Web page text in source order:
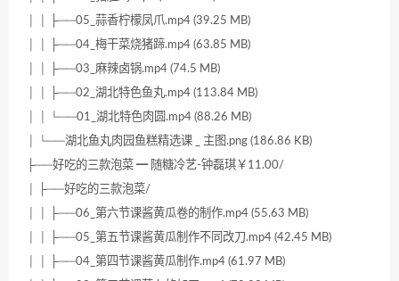
│ │ ├──05_蒜香柠檬凤爪.mp4 (39.25 MB)
│ │ ├──04_梅干菜烧猪蹄.mp4 (63.85 MB)
│ │ ├──03_麻辣卤锅.mp4 (74.5 MB)
│ │ ├──02_湖北特色鱼丸.mp4 (113.84 MB)
│ │ └──01_湖北特色肉圆.mp4 (88.26 MB)
│ └──湖北鱼丸肉园鱼糕精选课 _ 主图.png (186.86 KB)
├──好吃的三款泡菜 ━ 随糖冷艺-钟磊琪￥11.00/
│ ├──好吃的三款泡菜/
│ │ ├──06_第六节课酱黄瓜卷的制作.mp4 (55.63 MB)
│ │ ├──05_第五节课酱黄瓜制作不同改刀.mp4 (42.45 MB)
│ │ ├──04_第四节课酱黄瓜制作.mp4 (61.97 MB)